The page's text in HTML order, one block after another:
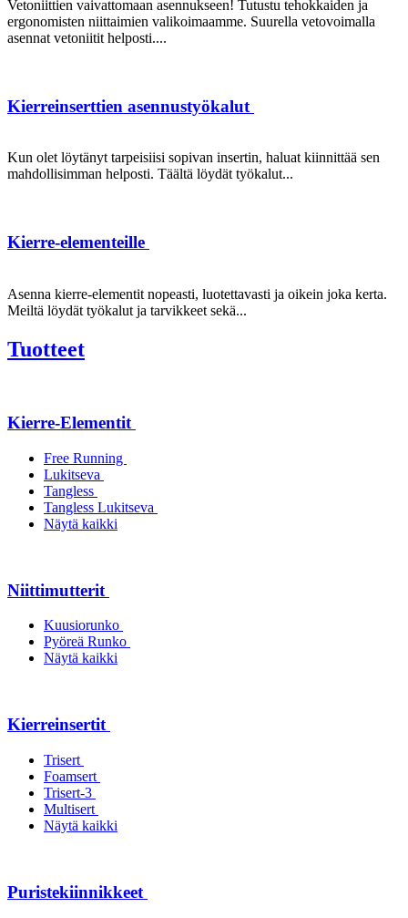
Vetoniittien vaivattomaan asennukseen! Tutustu tehokkaiden ja
ergonomisten niittaimien valikoimaamme. Suurella vetovoimalla
asennat vetoniitit helposti....
Kierreinserttien asennustyökalut
Kun olet löytänyt tarpeisiisi sopivan insertin, haluat kiinnittää sen
mahdollisimman helposti. Täältä löydät työkalut...
Kierre-elementeille
Asenna kierre-elementit nopeasti, luotettavasti ja oikein joka kerta.
Meiltä löydät työkalut ja tarvikkeet sekä...
Tuotteet
Kierre-Elementit
Free Running
Lukitseva
Tangless
Tangless Lukitseva
Näytä kaikki
Niittimutterit
Kuusiorunko
Pyöreä Runko
Näytä kaikki
Kierreinsertit
Trisert
Foamsert
Trisert-3
Multisert
Näytä kaikki
Puristekiinnikkeet